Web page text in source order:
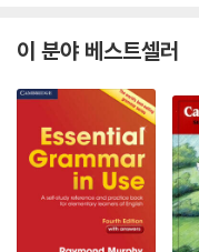
이 분야 베스트셀러